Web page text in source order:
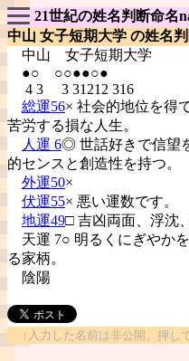
21世紀の姓名判断命名
中山 女子短期大学 の姓名
中山 女子短期大学
●○ ○○●●○●
4 3 3 31212 316
総運56× 社会的地位を得
苦労する損な人生。
人運 6◎ 世話好きで信望
的センスと創造性を持つ。
外運50×
伏運55× 悪い運数です。
地運49□ 吉凶両面、浮沈
天運 7○ 明るくにぎやか
る家柄。
陰陽
↑入力した名前は非公開。押し